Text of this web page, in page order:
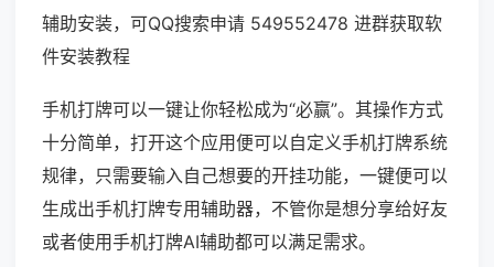
辅助安装，可QQ搜索申请 549552478 进群获取软
件安装教程
手机打牌可以一键让你轻松成为“必赢”。其操作方式
十分简单，打开这个应用便可以自定义手机打牌系统
规律，只需要输入自己想要的开挂功能，一键便可以
生成出手机打牌专用辅助器，不管你是想分享给好友
或者使用手机打牌AI辅助都可以满足需求。